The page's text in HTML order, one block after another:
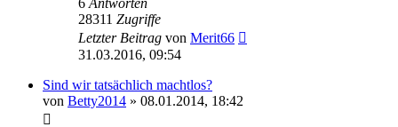
28311 Zugriffe
Letzter Beitrag von Merit66
31.03.2016, 09:54
Sind wir tatsächlich machtlos?
von Betty2014 » 08.01.2014, 18:42